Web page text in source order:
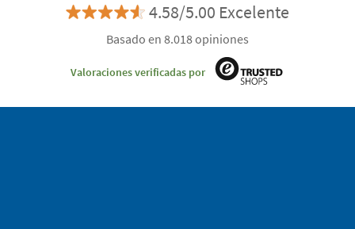
4.58/5.00 Excelente
Basado en 8.018 opiniones
Valoraciones verificadas por